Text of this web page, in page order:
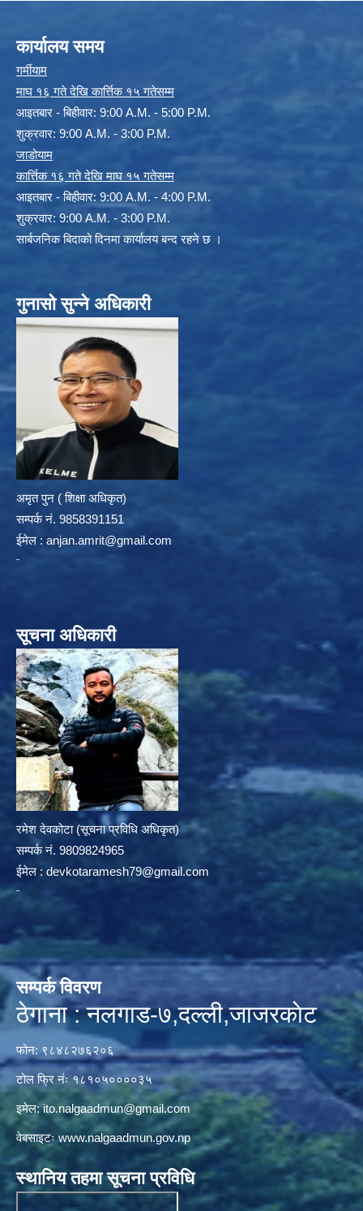
कार्यालय समय
गर्मीयाम
माघ १६ गते देखि कार्त्तिक १५ गतेसम्म
आइतबार - बिहीवार: 9:00 A.M. - 5:00 P.M.
शुक्रवार: 9:00 A.M. - 3:00 P.M.
जाडोयाम
कार्त्तिक १६ गते देखि माघ १५ गतेसम्म
आइतबार - बिहीवार: 9:00 A.M. - 4:00 P.M.
शुक्रवार: 9:00 A.M. - 3:00 P.M.
सार्बजनिक बिदाको दिनमा कार्यालय बन्द रहने छ ।
गुनासो सुन्ने अधिकारी
अमृत पुन ( शिक्षा अधिकृत)
सम्पर्क न‌ं. 9858391151
ईमेल : anjan.amrit@gmail.com
सूचना अधिकारी
रमेश देवकोटा (सूचना प्रविधि अधिकृत)
सम्पर्क न‌ं. 9809824965
ईमेल : devkotaramesh79@gmail.com
सम्पर्क विवरण
ठेगाना : नलगाड-७,दल्ली,जाजरकाेट
फोन: ९८४८२७६२०६
टोल फ्रि नंः १८१०५००००३५
इमेल:ito.nalgaadmun@gmail.com
वेबसाइटःwww.nalgaadmun.gov.np
स्थानिय तहमा सूचना प्रविधि